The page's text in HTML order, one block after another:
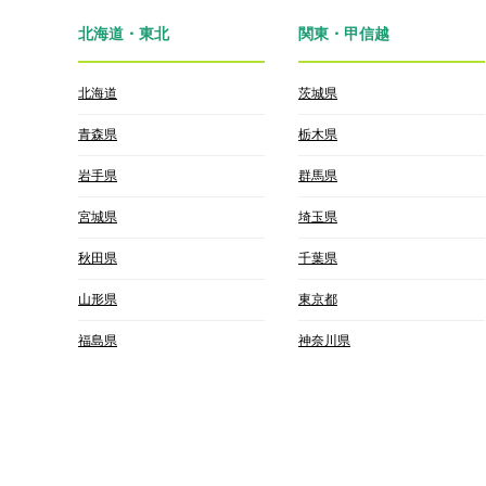
北海道・東北
北海道
青森県
岩手県
宮城県
秋田県
山形県
福島県
関東・甲信越
茨城県
栃木県
群馬県
埼玉県
千葉県
東京都
神奈川県